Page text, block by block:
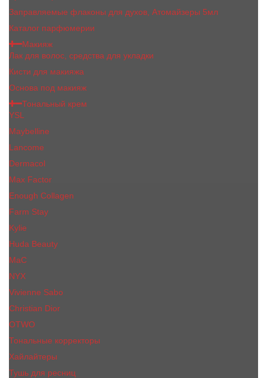
Заправляемые флаконы для духов, Атомайзеры 5мл
Каталог парфюмерии
Макияж
Лак для волос, средства для укладки
Кисти для макияжа
Основа под макияж
Тональный крем
YSL
Maybelline
Lancome
Dermacol
Max Factor
Enough Collagen
Farm Stay
Kylie
Huda Beauty
МаС
NYX
Vivienne Sabo
Сhristiаn Diоr
OTWO
Тональные корректоры
Хайлайтеры
Тушь для ресниц